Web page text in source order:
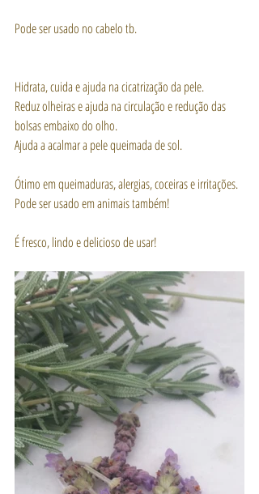
Pode ser usado no cabelo tb.
Hidrata, cuida e ajuda na cicatrização da pele.
Reduz olheiras e ajuda na circulação e redução das
bolsas embaixo do olho.
Ajuda a acalmar a pele queimada de sol.
Ótimo em queimaduras, alergias, coceiras e irritações.
Pode ser usado em animais também!
É fresco, lindo e delicioso de usar!